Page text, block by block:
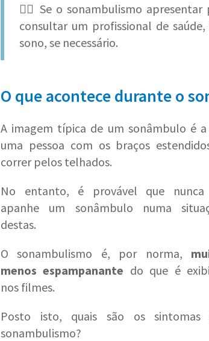
👨‍⚕ Se o sonambulismo
consultar um profissional de
sono, se necessário.
O que acontece durante o
A imagem típica de um sonâmbulo é
uma pessoa com os braços
correr pelos telhados.
No entanto, é provável que nunca
apanhe um sonâmbulo numa
destas.
O sonambulismo é, por norma,
menos espampanante do que é
nos filmes.
Posto isto, quais são os sintomas
sonambulismo?